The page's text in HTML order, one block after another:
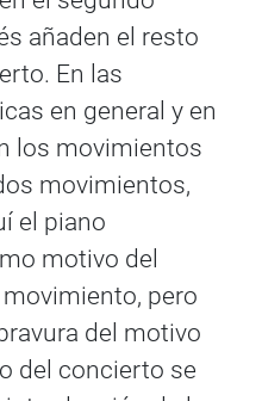
añaden el resto
En las
en general y en
los movimientos
movimientos,
el piano
motivo del
pero
del motivo
del concierto se